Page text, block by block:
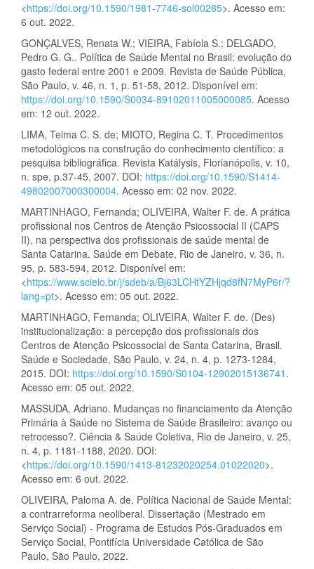
<https://doi.org/10.1590/1981-7746-sol00285>. Acesso em:
6 out. 2022.
GONÇALVES, Renata W.; VIEIRA, Fabíola S.; DELGADO,
Pedro G. G.. Política de Saúde Mental no Brasil: evolução do
gasto federal entre 2001 e 2009. Revista de Saúde Pública,
São Paulo, v. 46, n. 1, p. 51-58, 2012. Disponível em:
https://doi.org/10.1590/S0034-89102011005000085. Acesso
em: 12 out. 2022.
LIMA, Telma C. S. de; MIOTO, Regina C. T. Procedimentos
metodológicos na construção do conhecimento científico: a
pesquisa bibliográfica. Revista Katálysis, Florianópolis, v. 10,
n. spe, p.37-45, 2007. DOI: https://doi.org/10.1590/S1414-
49802007000300004. Acesso em: 02 nov. 2022.
MARTINHAGO, Fernanda; OLIVEIRA, Walter F. de. A prática
profissional nos Centros de Atenção Psicossocial II (CAPS
II), na perspectiva dos profissionais de saúde mental de
Santa Catarina. Saúde em Debate, Rio de Janeiro, v. 36, n.
95, p. 583-594, 2012. Disponível em:
<https://www.scielo.br/j/sdeb/a/Bj63LCHtYZHjqd8fN7MyP6r/?
lang=pt>. Acesso em: 05 out. 2022.
MARTINHAGO, Fernanda; OLIVEIRA, Walter F. de. (Des)
institucionalização: a percepção dos profissionais dos
Centros de Atenção Psicossocial de Santa Catarina, Brasil.
Saúde e Sociedade, São Paulo, v. 24, n. 4, p. 1273-1284,
2015. DOI: https://doi.org/10.1590/S0104-12902015136741 .
Acesso em: 05 out. 2022.
MASSUDA, Adriano. Mudanças no financiamento da Atenção
Primária à Saúde no Sistema de Saúde Brasileiro: avanço ou
retrocesso?. Ciência & Saúde Coletiva, Rio de Janeiro, v. 25,
n. 4, p. 1181-1188, 2020. DOI:
<https://doi.org/10.1590/1413-81232020254.01022020>.
Acesso em: 6 out. 2022.
OLIVEIRA, Paloma A. de. Política Nacional de Saúde Mental:
a contrarreforma neoliberal. Dissertação (Mestrado em
Serviço Social) - Programa de Estudos Pós-Graduados em
Serviço Social, Pontifícia Universidade Católica de São
Paulo, São Paulo, 2022.